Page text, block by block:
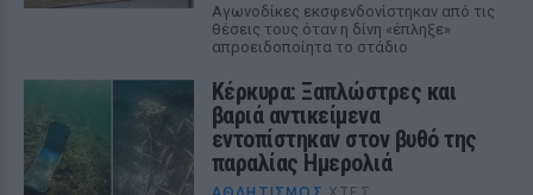
Αγωνοδίκες εκσφενδονίστηκαν από τις
θέσεις τους όταν η δίνη «έπληξε»
απροειδοποίητα το στάδιο
Κέρκυρα: Ξαπλώστρες και
βαριά αντικείμενα
εντοπίστηκαν στον βυθό της
παραλίας Ημερολιά
ΑΘΛΗΤΙΣΜΌΣ ΧΤΕΣ